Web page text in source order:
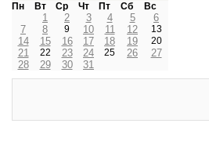
Пн Вт Ср Чт Пт Сб Вс
1 2 3 4 5
6
7
8 9 10 11 12 13
14 15 16 17 18 19 20
21 22 23 24 25 26
27
28
29 30 31